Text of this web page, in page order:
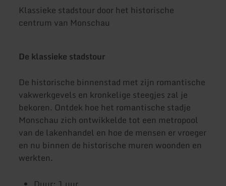
Klassieke stadstour door het historische
centrum van Monschau
De klassieke stadstour
De historische binnenstad met zijn romantische
vakwerkgevels en kronkelige steegjes zal je
bekoren. Ontdek hoe het romantische stadje
Monschau zich ontwikkelde tot een metropool
van de lakenhandel en hoe de mensen er vroeger
en nu binnen de historische muren woonden en
werkten.